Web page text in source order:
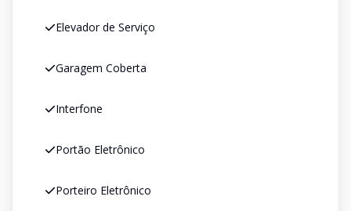
Elevador de Serviço
Garagem Coberta
Interfone
Portão Eletrônico
Porteiro Eletrônico